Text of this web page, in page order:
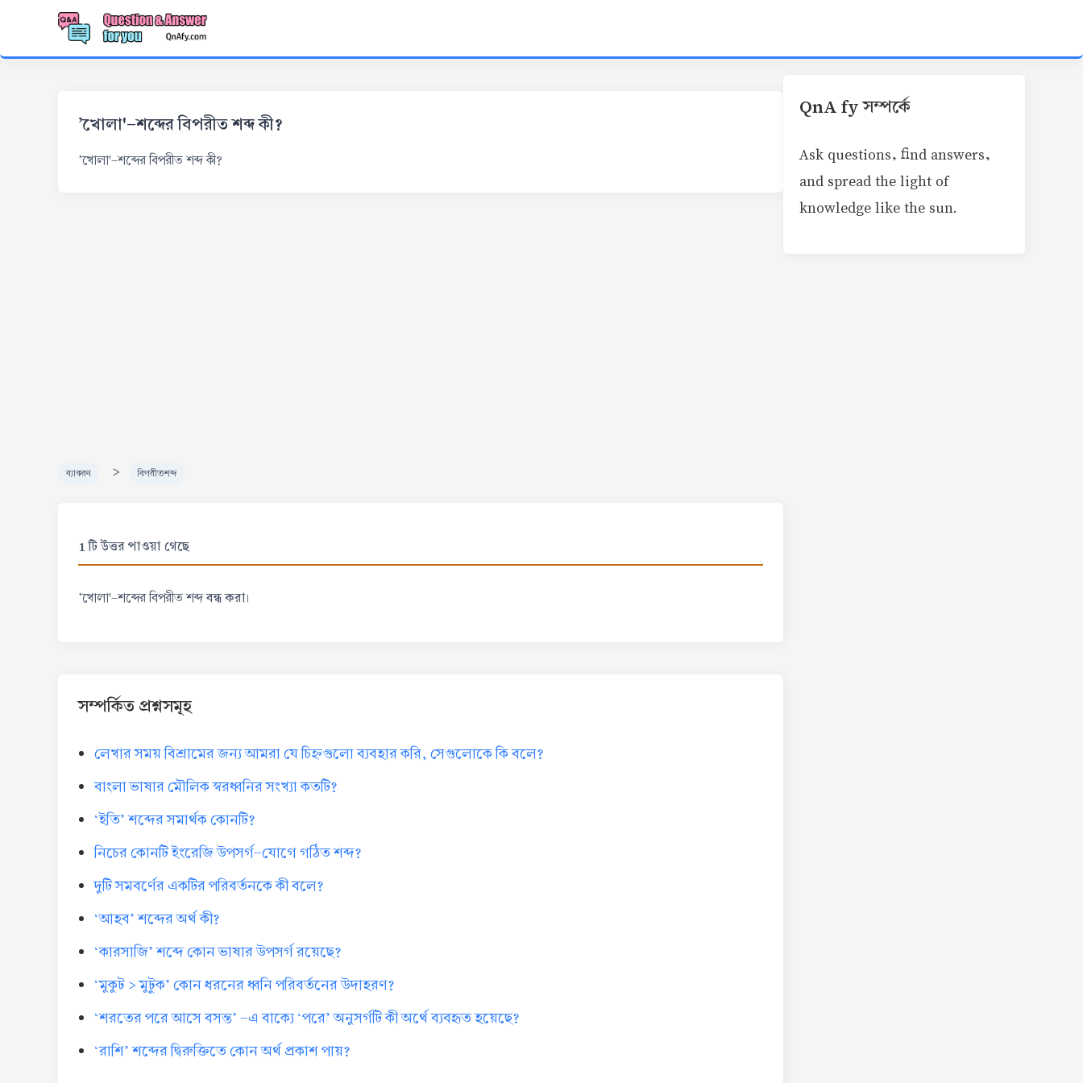
'খোলা'-শব্দের বিপরীত শব্দ কী?
'খোলা'-শব্দের বিপরীত শব্দ কী?
ব্যাকরণ > বিপরীতশব্দ
1 টি উত্তর পাওয়া গেছে
'খোলা'-শব্দের বিপরীত শব্দবন্ধ করা।
সম্পর্কিত প্রশ্নসমূহ
লেখার সময় বিশ্রামের জন্য আমরা যে চিহ্নগুলো ব্যবহার করি, সেগুলোকে কি বলে?
বাংলা ভাষার মৌলিক স্বরধ্বনির সংখ্যা কতটি?
‘ইতি’ শব্দের সমার্থক কোনটি?
নিচের কোনটি ইংরেজি উপসর্গ-যোগে গঠিত শব্দ?
দুটি সমবর্ণের একটির পরিবর্তনকে কী বলে?
‘আহব’ শব্দের অর্থ কী?
‘কারসাজি’ শব্দে কোন ভাষার উপসর্গ রয়েছে?
‘মুকুট > মুটুক’ কোন ধরনের ধ্বনি পরিবর্তনের উদাহরণ?
‘শরতের পরে আসে বসন্ত’ -এ বাক্যে ‘পরে’ অনুসর্গটি কী অর্থে ব্যবহৃত হয়েছে?
‘রাশি’ শব্দের দ্বিরুক্তিতে কোন অর্থ প্রকাশ পায়?
QnA fy সম্পর্কে
Ask questions, find answers,
and spread the light of
knowledge like the sun.